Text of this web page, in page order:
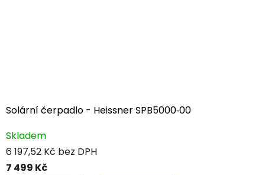
Solární čerpadlo - Heissner SPB5000‑00
Skladem
6 197,52 Kč bez DPH
7 499 Kč